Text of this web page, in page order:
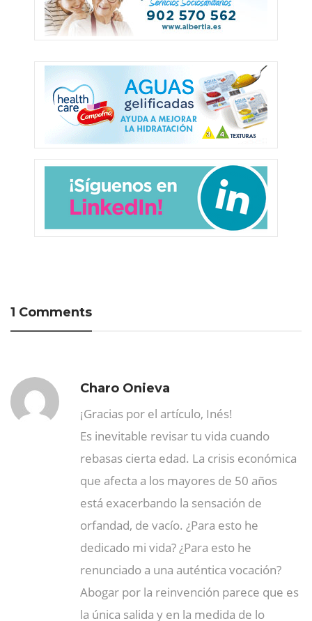
1 Comments
Charo Onieva
¡Gracias por el artículo, Inés!
Es inevitable revisar tu vida cuando
rebasas cierta edad. La crisis económica
que afecta a los mayores de 50 años
está exacerbando la sensación de
orfandad, de vacío. ¿Para esto he
dedicado mi vida? ¿Para esto he
renunciado a una auténtica vocación?
Abogar por la reinvención parece que es
la única salida y en la medida de lo